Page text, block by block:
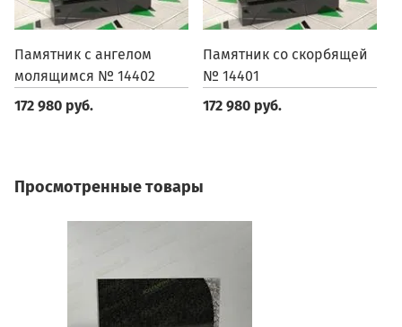
Памятник с ангелом
молящимся № 14402
172 980 руб.
Памятник со скорбящей
№ 14401
172 980 руб.
Просмотренные товары